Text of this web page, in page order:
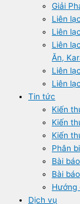
Giải
Liên
Liên
Liên
Ăn,
Liên
Liên
Tin tức
Kiến
Kiến
Kiến
Phân
Bài
Bài
Hướng
Dịch vụ